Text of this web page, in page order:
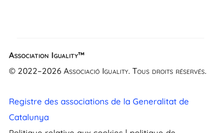
Association Iguality™
© 2022–2026 Associació Iguality. Tous droits réservés.
Registre des associations de la Generalitat de
Catalunya